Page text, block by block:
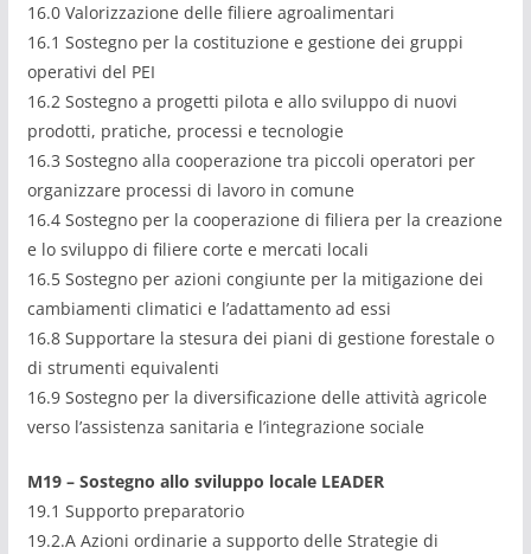
16.0 Valorizzazione delle filiere agroalimentari
16.1 Sostegno per la costituzione e gestione dei gruppi
operativi del PEI
16.2 Sostegno a progetti pilota e allo sviluppo di nuovi
prodotti, pratiche, processi e tecnologie
16.3 Sostegno alla cooperazione tra piccoli operatori per
organizzare processi di lavoro in comune
16.4 Sostegno per la cooperazione di filiera per la creazione
e lo sviluppo di filiere corte e mercati locali
16.5 Sostegno per azioni congiunte per la mitigazione dei
cambiamenti climatici e l’adattamento ad essi
16.8 Supportare la stesura dei piani di gestione forestale o
di strumenti equivalenti
16.9 Sostegno per la diversificazione delle attività agricole
verso l’assistenza sanitaria e l’integrazione sociale
M19 – Sostegno allo sviluppo locale LEADER
19.1 Supporto preparatorio
19.2.A Azioni ordinarie a supporto delle Strategie di